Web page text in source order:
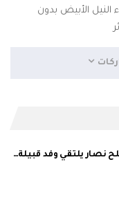
النيل الأبيض بدون
نصار يلتقي وفد قبيلة…